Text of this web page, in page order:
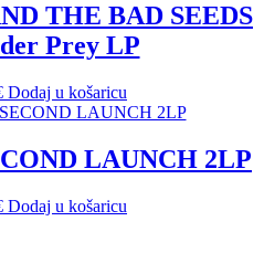
THE BAD SEEDS
Prey LP
Dodaj u košaricu
LAUNCH 2LP
Dodaj u košaricu